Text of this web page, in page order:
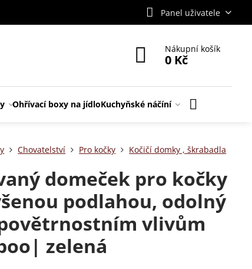
Panel uživatele
Nákupní košík
0 Kč
Ohřívací boxy na jídloKuchyňské náčíní
Chovatelství Pro kočky Kočičí domky , škrabadla
domeček pro kočky
podlahou, odolný
vlivům
zelená